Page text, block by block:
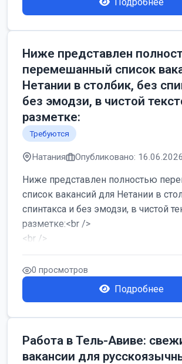
Ниже представлен
перемешанный список
Нетании в столбик, без
без эмодзи, в чистой
разметке:
Требуются
Натания Опубликовано: 16.06.2026
Ниже представлен полностью
список вакансий для Нетании в
спинтакса и без эмодзи, в чистой
разметке:<br />
<br />
Работа в Нетании на мебельном
требу...
0 просмотров
Подробнее
Работа в Тель-Авиве:
вакансии для